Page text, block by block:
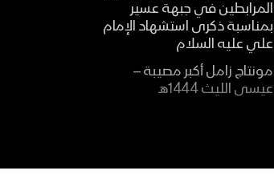
المرابطين في جبهة عسير
بمناسبة ذكرى استشهاد الإمام
علي عليه السلام
مونتاج زامل أكبر مصيبة –
عيسى الليث 1444هـ
الشهيد القائد 1444هـ